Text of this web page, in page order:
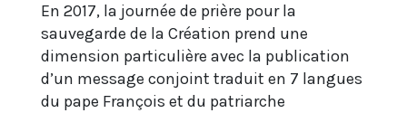
En 2017, la journée de prière pour la
sauvegarde de la Création prend une
dimension particulière avec la publication
d’un message conjoint traduit en 7 langues
du pape François et du patriarche